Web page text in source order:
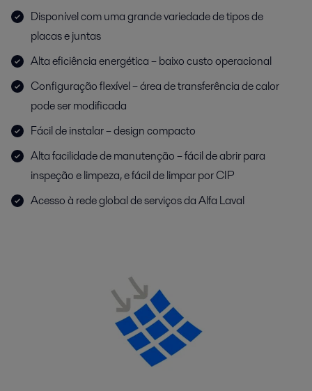
Disponível com uma grande variedade de tipos de
placas e juntas
Alta eficiência energética – baixo custo operacional
Configuração flexível – área de transferência de calor
pode ser modificada
Fácil de instalar – design compacto
Alta facilidade de manutenção – fácil de abrir para
inspeção e limpeza, e fácil de limpar por CIP
Acesso à rede global de serviços da Alfa Laval